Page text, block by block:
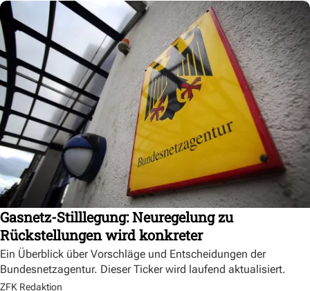
Gasnetz-Stilllegung: Neuregelung zu
Rückstellungen wird konkreter
Ein Überblick über Vorschläge und Entscheidungen der
Bundesnetzagentur. Dieser Ticker wird laufend aktualisiert.
ZFK Redaktion